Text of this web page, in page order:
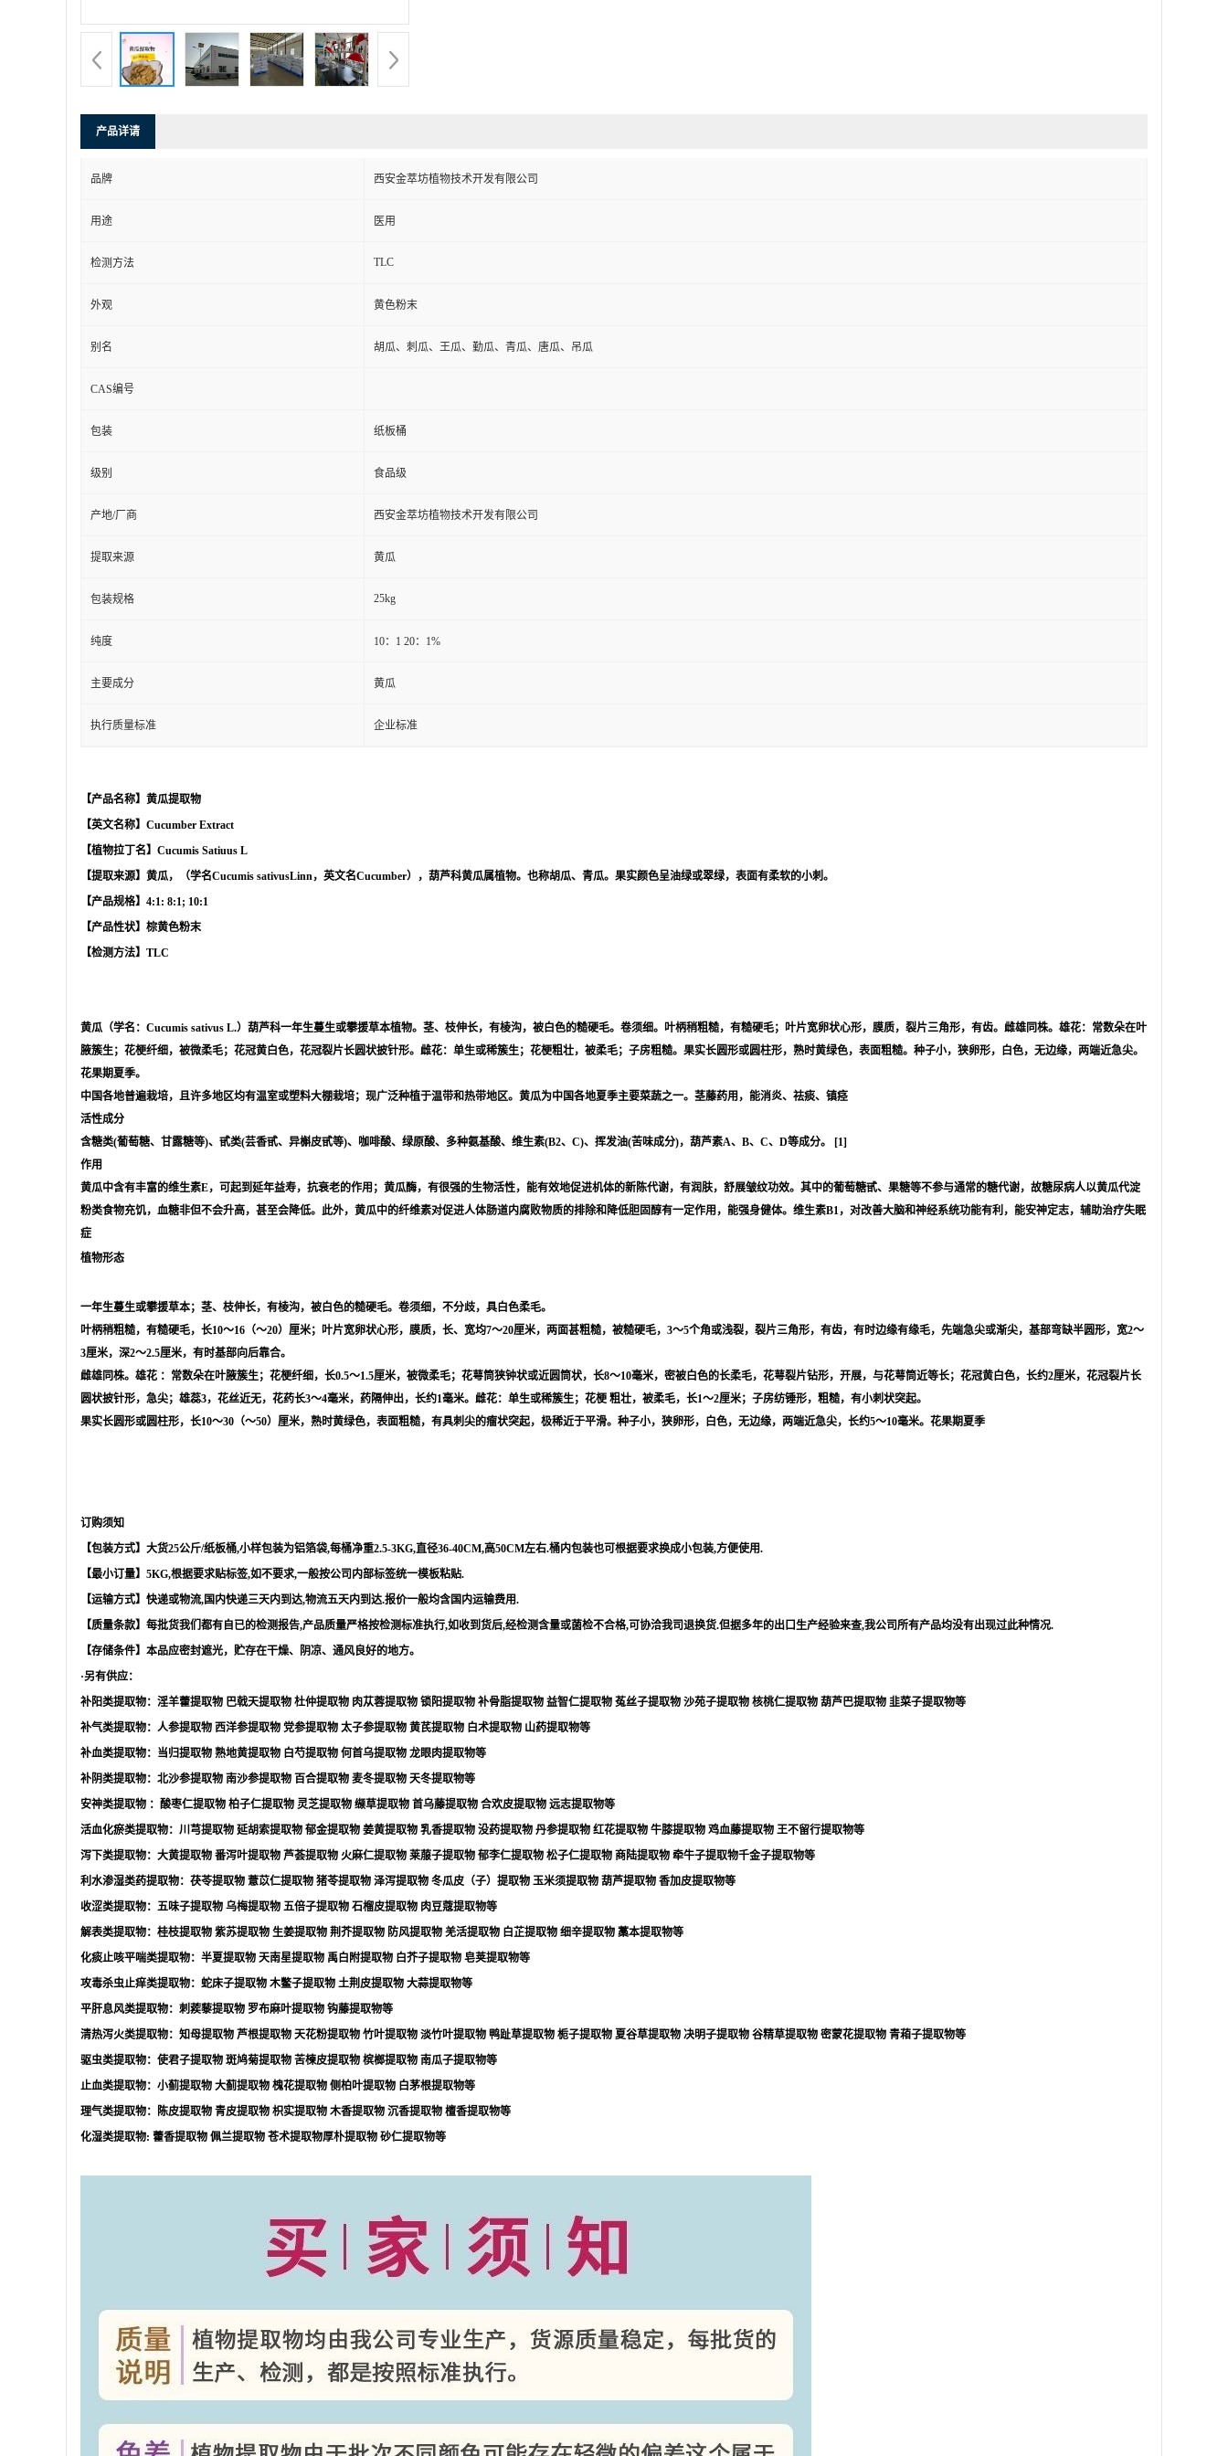
产品详请
品牌 西安金萃坊植物技术开发有限公司
用途 医用
检测方法 TLC
外观 黄色粉末
别名 胡瓜、刺瓜、王瓜、勤瓜、青瓜、唐瓜、吊瓜
CAS编号
包装 纸板桶
级别 食品级
产地/厂商 西安金萃坊植物技术开发有限公司
提取来源 黄瓜
包装规格 25kg
纯度 10：1 20：1%
主要成分 黄瓜
执行质量标准 企业标准
【产品名称】黄瓜提取物
【英文名称】Cucumber Extract
【植物拉丁名】Cucumis Satiuus L
【提取来源】黄瓜，（学名Cucumis sativusLinn，英文名Cucumber），葫芦科黄瓜属植物。也称胡瓜、青瓜。果实颜色呈油绿或翠绿，表面有柔软的小刺。
【产品规格】4:1: 8:1; 10:1
【产品性状】棕黄色粉末
【检测方法】TLC
黄瓜（学名：Cucumis sativus L.）葫芦科一年生蔓生或攀援草本植物。茎、枝伸长，有棱沟，被白色的糙硬毛。卷须细。叶柄稍粗糙，有糙硬毛；叶片宽卵状心形，膜质，裂片三角形，有齿。雌雄同株。雄花：常数朵在叶
腋簇生；花梗纤细，被微柔毛；花冠黄白色，花冠裂片长圆状披针形。雌花：单生或稀簇生；花梗粗壮，被柔毛；子房粗糙。果实长圆形或圆柱形，熟时黄绿色，表面粗糙。种子小，狭卵形，白色，无边缘，两端近急尖。
花果期夏季。
中国各地普遍栽培，且许多地区均有温室或塑料大棚栽培；现广泛种植于温带和热带地区。黄瓜为中国各地夏季主要菜蔬之一。茎藤药用，能消炎、祛痰、镇痉
活性成分
含糖类(葡萄糖、甘露糖等)、甙类(芸香甙、异槲皮甙等)、咖啡酸、绿原酸、多种氨基酸、维生素(B2、C)、挥发油(苦味成分)，葫芦素A、B、C、D等成分。 [1]
作用
黄瓜中含有丰富的维生素E，可起到延年益寿，抗衰老的作用；黄瓜酶，有很强的生物活性，能有效地促进机体的新陈代谢，有润肤，舒展皱纹功效。其中的葡萄糖甙、果糖等不参与通常的糖代谢，故糖尿病人以黄瓜代淀
粉类食物充饥，血糖非但不会升高，甚至会降低。此外，黄瓜中的纤维素对促进人体肠道内腐败物质的排除和降低胆固醇有一定作用，能强身健体。维生素B1，对改善大脑和神经系统功能有利，能安神定志，辅助治疗失眠
症
植物形态
一年生蔓生或攀援草本；茎、枝伸长，有棱沟，被白色的糙硬毛。卷须细，不分歧，具白色柔毛。
叶柄稍粗糙，有糙硬毛，长10～16（～20）厘米；叶片宽卵状心形，膜质，长、宽均7～20厘米，两面甚粗糙，被糙硬毛，3～5个角或浅裂，裂片三角形，有齿，有时边缘有缘毛，先端急尖或渐尖，基部弯缺半圆形，宽2～
3厘米，深2～2.5厘米，有时基部向后靠合。
雌雄同株。 雄花 ：常数朵在叶腋簇生；花梗纤细，长0.5～1.5厘米，被微柔毛；花萼筒狭钟状或近圆筒状，长8～10毫米，密被白色的长柔毛，花萼裂片钻形，开展，与花萼筒近等长；花冠黄白色，长约2厘米，花冠裂片长
圆状披针形，急尖；雄蕊3，花丝近无，花药长3～4毫米，药隔伸出，长约1毫米。雌花：单生或稀簇生； 花梗 粗壮，被柔毛，长1～2厘米；子房纺锤形，粗糙，有小刺状突起。
果实长圆形或圆柱形，长10～30（～50）厘米，熟时黄绿色，表面粗糙，有具刺尖的瘤状突起，极稀近于平滑。种子小，狭卵形，白色，无边缘，两端近急尖，长约5～10毫米。花果期夏季
订购须知
【包装方式】大货25公斤/纸板桶,小样包装为铝箔袋,每桶净重2.5-3KG,直径36-40CM,高50CM左右.桶内包装也可根据要求换成小包装,方便使用.
【最小订量】 5KG,根据要求贴标签,如不要求,一般按公司内部标签统一模板粘贴.
【运输方式】快递或物流,国内快递三天内到达,物流五天内到达.报价一般均含国内运输费用.
【质量条款】每批货我们都有自已的检测报告,产品质量严格按检测标准执行,如收到货后,经检测含量或菌检不合格,可协洽我司退换货.但据多年的出口生产经验来查,我公司所有产品均没有出现过此种情况.
【存储条件】本品应密封遮光，贮存在干燥、阴凉、通风良好的地方。
·另有供应：
补阳类提取物：淫羊藿提取物 巴戟天提取物 杜仲提取物 肉苁蓉提取物 锁阳提取物 补骨脂提取物 益智仁提取物 菟丝子提取物 沙苑子提取物 核桃仁提取物 葫芦巴提取物 韭菜子提取物等
补气类提取物：人参提取物 西洋参提取物 党参提取物 太子参提取物 黄芪提取物 白术提取物 山药提取物等
补血类提取物：当归提取物 熟地黄提取物 白芍提取物 何首乌提取物 龙眼肉提取物等
补阴类提取物：北沙参提取物 南沙参提取物 百合提取物 麦冬提取物 天冬提取物等
安神类提取物 ：酸枣仁提取物 柏子仁提取物 灵芝提取物 缬草提取物 首乌藤提取物 合欢皮提取物 远志提取物等
活血化瘀类提取物：川芎提取物 延胡索提取物 郁金提取物 姜黄提取物 乳香提取物 没药提取物 丹参提取物 红花提取物 牛膝提取物 鸡血藤提取物 王不留行提取物等
泻下类提取物：大黄提取物 番泻叶提取物 芦荟提取物 火麻仁提取物 莱菔子提取物 郁李仁提取物 松子仁提取物 商陆提取物 牵牛子提取物千金子提取物等
利水渗湿类药提取物：茯苓提取物 薏苡仁提取物 猪苓提取物 泽泻提取物 冬瓜皮（子）提取物 玉米须提取物 葫芦提取物 香加皮提取物等
收涩类提取物：五味子提取物 乌梅提取物 五倍子提取物 石榴皮提取物 肉豆蔻提取物等
解表类提取物：桂枝提取物 紫苏提取物 生姜提取物 荆芥提取物 防风提取物 羌活提取物 白芷提取物 细辛提取物 藁本提取物等
化痰止咳平喘类提取物：半夏提取物 天南星提取物 禹白附提取物 白芥子提取物 皂荚提取物等
攻毒杀虫止痒类提取物：蛇床子提取物 木鳖子提取物 土荆皮提取物 大蒜提取物等
平肝息风类提取物：刺蒺藜提取物 罗布麻叶提取物 钩藤提取物等
清热泻火类提取物：知母提取物 芦根提取物 天花粉提取物 竹叶提取物 淡竹叶提取物 鸭趾草提取物 栀子提取物 夏谷草提取物 决明子提取物 谷精草提取物 密蒙花提取物 青葙子提取物等
驱虫类提取物：使君子提取物 斑鸠菊提取物 苦楝皮提取物 槟榔提取物 南瓜子提取物等
止血类提取物：小蓟提取物 大蓟提取物 槐花提取物 侧柏叶提取物 白茅根提取物等
理气类提取物：陈皮提取物 青皮提取物 枳实提取物 木香提取物 沉香提取物 檀香提取物等
化湿类提取物: 藿香提取物 佩兰提取物 苍术提取物厚朴提取物 砂仁提取物等